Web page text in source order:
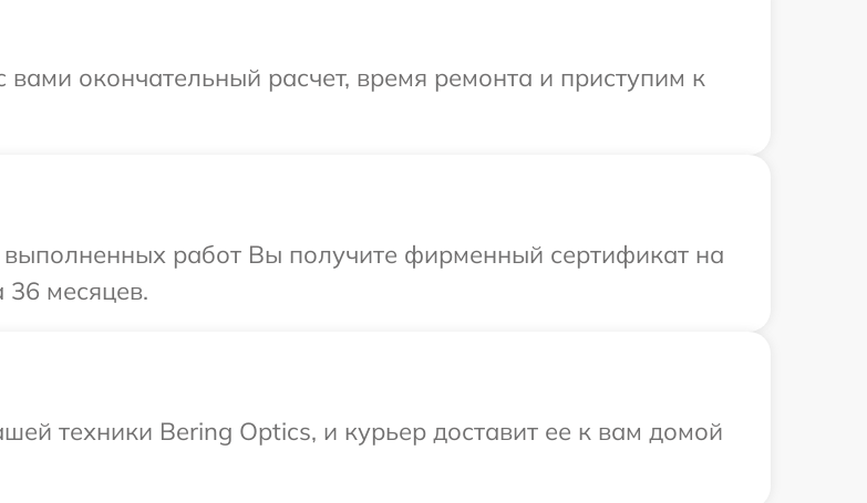
окончательный расчет, время ремонта и приступим к
работ Вы получите фирменный сертификат на
36 месяцев.
техники Bering Optics, и курьер доставит ее к вам домой